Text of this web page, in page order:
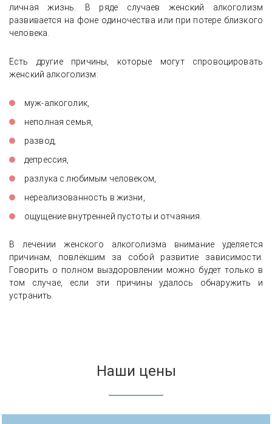
личная жизнь. В ряде случаев женский алкоголизм
развивается на фоне одиночества или при потере близкого
человека.
Есть другие причины, которые могут спровоцировать
женский алкоголизм:
муж-алкоголик,
неполная семья,
развод,
депрессия,
разлука с любимым человеком,
нереализованность в жизни,
ощущение внутренней пустоты и отчаяния.
В лечении женского алкоголизма внимание уделяется
причинам, повлёкшим за собой развитие зависимости.
Говорить о полном выздоровлении можно будет только в
том случае, если эти причины удалось обнаружить и
устранить.
Наши цены